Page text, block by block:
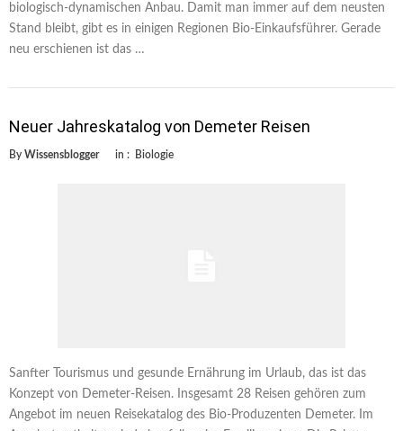
biologisch-dynamischen Anbau. Damit man immer auf dem neusten
Stand bleibt, gibt es in einigen Regionen Bio-Einkaufsführer. Gerade
neu erschienen ist das …
Neuer Jahreskatalog von Demeter Reisen
By Wissensblogger in : Biologie
Sanfter Tourismus und gesunde Ernährung im Urlaub, das ist das
Konzept von Demeter-Reisen. Insgesamt 28 Reisen gehören zum
Angebot im neuen Reisekatalog des Bio-Produzenten Demeter. Im